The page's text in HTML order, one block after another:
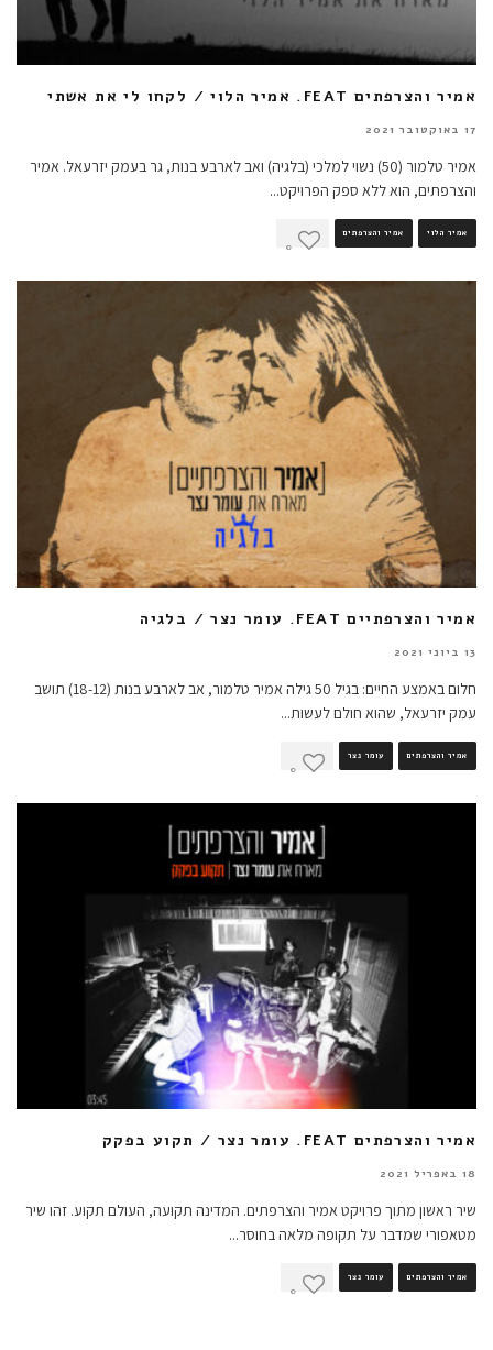
אמיר והצרפתים FEAT. אמיר הלוי / לקחו לי את אשתי
17 באוקטובר 2021
אמיר טלמור (50) נשוי למלכי (בלגיה) ואב לארבע בנות, גר בעמק יזרעאל. אמיר
והצרפתים, הוא ללא ספק הפרויקט...
אמיר הלוי אמיר והצרפתים
0
אמיר והצרפתיים FEAT. עומר נצר / בלגיה
13 ביוני 2021
חלום באמצע החיים: בגיל 50 גילה אמיר טלמור, אב לארבע בנות (18-12) תושב
עמק יזרעאל, שהוא חולם לעשות...
אמיר והצרפתים עומר נצר
0
אמיר והצרפתים FEAT. עומר נצר / תקוע בפקק
18 באפריל 2021
שיר ראשון מתוך פרויקט אמיר והצרפתים. המדינה תקועה, העולם תקוע. זהו שיר
מטאפורי שמדבר על תקופה מלאה בחוסר...
אמיר והצרפתים עומר נצר
0